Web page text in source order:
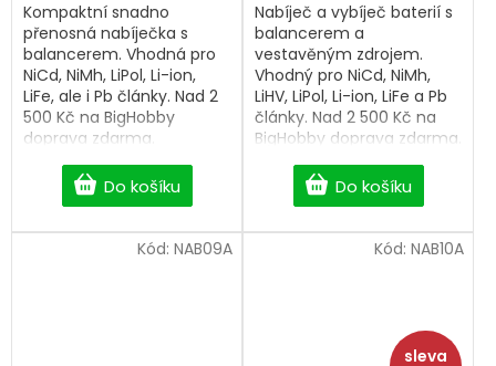
hvězdiček.
Do košíku
Kompaktní snadno
přenosná nabíječka s
balancerem. Vhodná pro
NiCd, NiMh, LiPol, Li-ion,
LiFe, ale i Pb články. Nad 2
500 Kč na BigHobby
doprava zdarma.
hvězdiček.
Do košíku
Nabíječ a vybíječ baterií s
balancerem a
vestavěným zdrojem.
Vhodný pro NiCd, NiMh,
LiHV, LiPol, Li-ion, LiFe a Pb
články. Nad 2 500 Kč na
BigHobby doprava zdarma.
Kód: NAB09A Kód: NAB10A